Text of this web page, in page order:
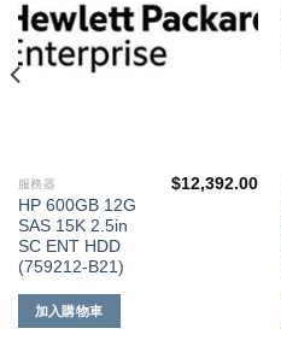
服務器
HP 600GB 12G
SAS 15K 2.5in
SC ENT HDD
(759212-B21)
$12,392.00
加入購物車